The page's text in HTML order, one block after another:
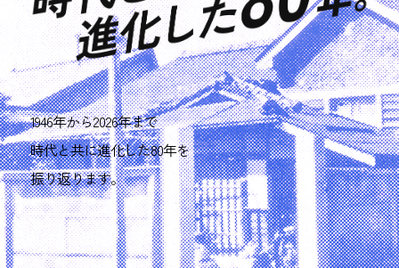
1946年から2026年まで
時代と共に進化した80年を
振り返ります。